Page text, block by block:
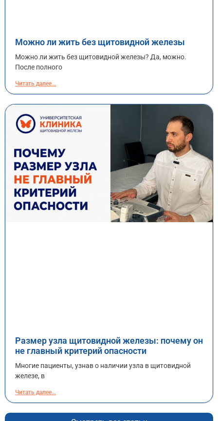
Можно ли жить без щитовидной железы
Можно ли жить без щитовидной железы? Да, можно.
После полного
Читать далее...
Размер узла щитовидной железы: почему он
не главный критерий опасности
Многие пациенты, узнав о наличии узла в щитовидной
железе, в
Читать далее...